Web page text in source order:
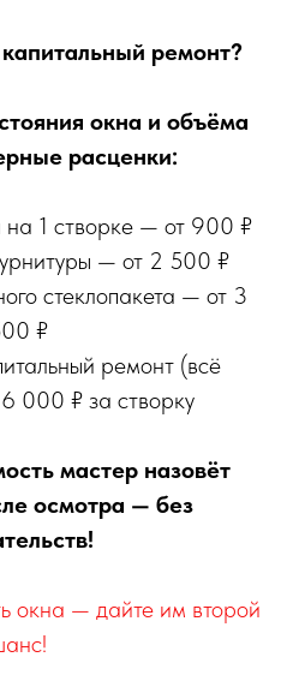
ремонт?
окна и объёма
расценки:
на 1 створке — от 900 ₽
— от 2 500 ₽
стеклопакета — от 3
₽
ремонт (всё
000 ₽ за створку
мастер назовёт
осмотра — без
окна — дайте им второй